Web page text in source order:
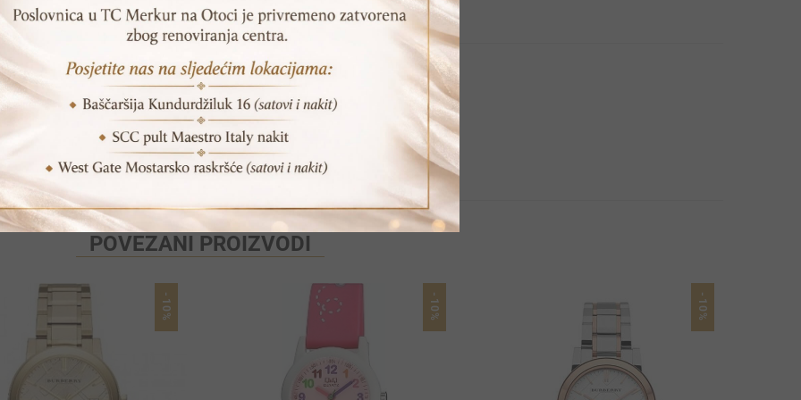
SRP765J1
Print Pošalji prijatelju
POVEZANI PROIZVODI
-10% -10% -10%